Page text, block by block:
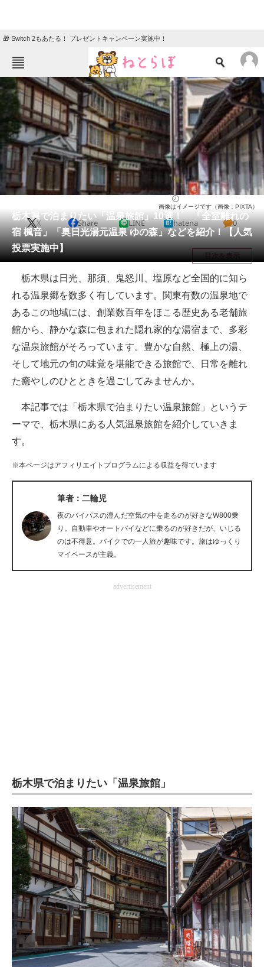
🎁 Switch 2もあたる！ プレゼントキャンペーン実施中！
ねとらぼメニュー
TOP ニュース
エンタメ クイズ
グルメ 地域
住まい 教育・育児
動物 リサーチ
会員記事
メディア
注目記事を集めた総合ページ
ITの今と未来を見通す
スマホと通信の最新トレンド
進化するPCとデバイスの未来
好きが集まる 比べて選べる
経営リーダーのコミュニティ
マーケ×ITの今がよく分かる
ITエンジニア向け専門サイト
企業向けIT製品の総合サイト
IT製品の技術・比較・事例
栃木県で泊まりたい「温泉旅館」10選！ 「全室離れの
宿 楓音」「奥日光湯元温泉 ゆの森」などを紹介！【人気
投票実施中】
画像はイメージです（画像：PIXTA）
X Share LINE hatena 0
目次を表示
栃木県は日光、那須、鬼怒川、塩原など全国的に知ら
れる温泉郷を数多く有しています。関東有数の温泉地で
あるこの地域には、創業数百年をほこる歴史ある老舗旅
館から、静かな森に包まれた隠れ家的な湯宿まで、多彩
な温泉旅館がそろっています。豊かな自然、極上の湯、
そして地元の旬の味覚を堪能できる旅館で、日常を離れ
た癒やしのひとときを過ごしてみませんか。
本記事では「栃木県で泊まりたい温泉旅館」というテ
ーマで、栃木県にある人気温泉旅館を紹介していきま
す。
※本ページはアフィリエイトプログラムによる収益を得ています
筆者：二輪児
夜のバイパスの澄んだ空気の中を走るのが好きなW800乗
り。自動車やオートバイなどに乗るのが好きだが、いじる
のは不得意。バイクでの一人旅が趣味です。旅はゆっくり
マイペースが主義。
advertisement
栃木県で泊まりたい「温泉旅館」